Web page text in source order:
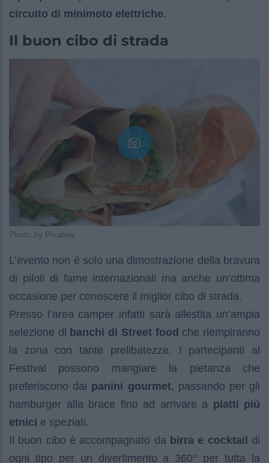
circuito di minimoto elettriche.
Il buon cibo di strada
Photo by Pixabay
L’evento non è solo una dimostrazione della bravura
di piloti di fame internazionali ma anche un’ottima
occasione per conoscere il miglior cibo di strada.
Presso l’area camper infatti sarà allestita un’ampia
selezione di banchi di Street food che riempiranno
la zona con tante prelibatezze. I partecipanti al
Festival possono mangiare la pietanza che
preferiscono dai panini gourmet, passando per gli
hamburger alla brace fino ad arrivare a piatti più
etnici e speziati.
Il buon cibo è accompagnato da birra e cocktail
di
ogni tipo per un divertimento a 360° per tutta la